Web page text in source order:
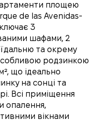
площею
de las Avenidas-
3
шафами, 2
їдальню та окрему
родзинкою
що ідеально
на сонці та
Всі приміщення
опалення,
вікнами